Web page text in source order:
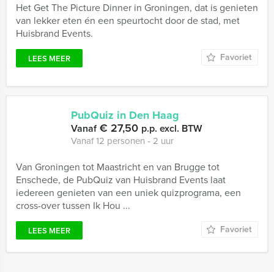
Het Get The Picture Dinner in Groningen, dat is genieten
van lekker eten én een speurtocht door de stad, met
Huisbrand Events.
LEES MEER Favoriet
PubQuiz in Den Haag
Vanaf€ 27,50 p.p. excl. BTW
Vanaf 12 personen ‐ 2 uur
Van Groningen tot Maastricht en van Brugge tot
Enschede, de PubQuiz van Huisbrand Events laat
iedereen genieten van een uniek quizprograma, een
cross-over tussen Ik Hou ...
LEES MEER Favoriet